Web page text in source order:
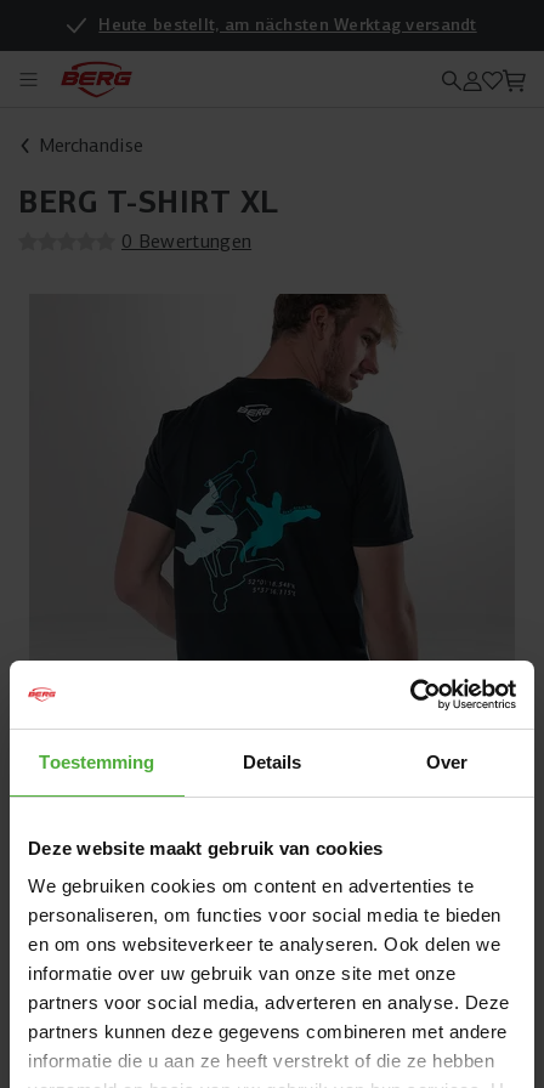
Toestemming Details Over
Deze website maakt gebruik van cookies
We gebruiken cookies om content en advertenties te
personaliseren, om functies voor social media te bieden
en om ons websiteverkeer te analyseren. Ook delen we
informatie over uw gebruik van onze site met onze
partners voor social media, adverteren en analyse. Deze
partners kunnen deze gegevens combineren met andere
informatie die u aan ze heeft verstrekt of die ze hebben
Heute bestellt, am nächsten Werktag versandt
Merchandise
BERG T-SHIRT XL
0 Bewertungen
1/4 | Video
KOSTENLOS
Ausverkauft
NICHT AUF LAGER
KostenloserVersand ab 50,- €
Hervorragend bewertet durch unsere Kunden: